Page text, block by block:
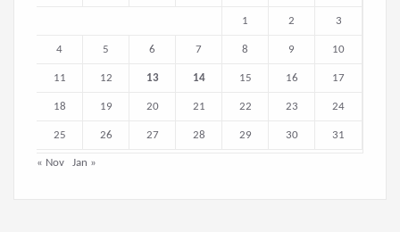
1 2 3
4 5 6 7 8 9 10
11 12 13 14 15 16 17
18 19 20 21 22 23 24
25 26 27 28 29 30 31
« Nov Jan »